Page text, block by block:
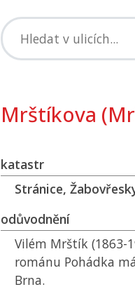
Mrštíkova
katastr
Stránice,
odůvodnění
Vilém Mrštík (1863-
románu Pohádka
Brna.